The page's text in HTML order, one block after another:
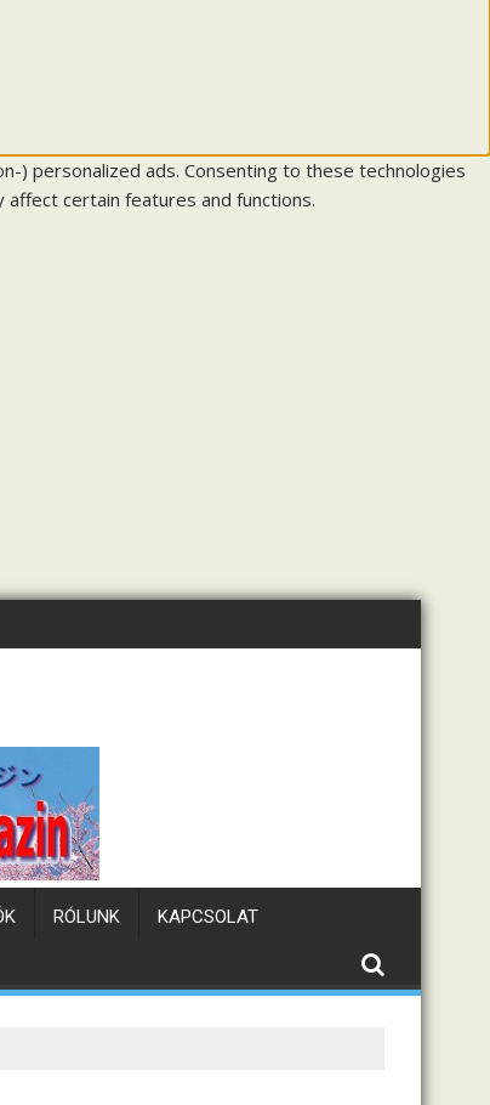
) personalized ads. Consenting to these technologies
certain features and functions.
RÓLUNK KAPCSOLAT